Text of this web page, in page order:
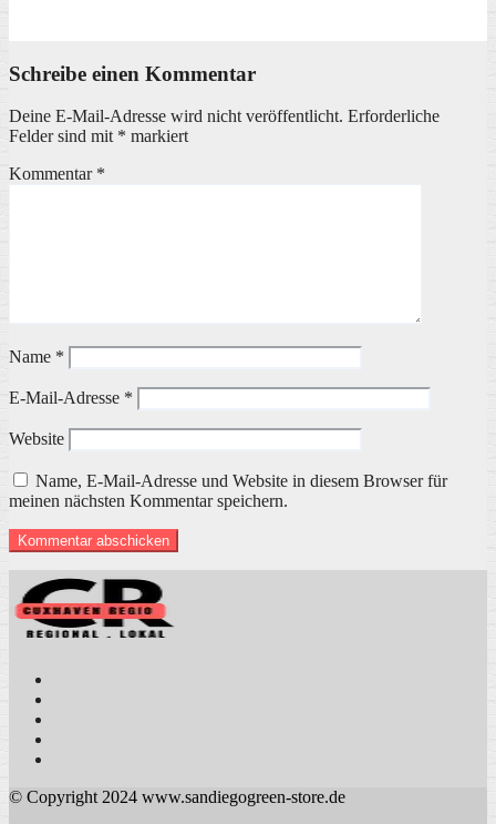
Schreibe einen Kommentar
Deine E-Mail-Adresse wird nicht veröffentlicht. Erforderliche
Felder sind mit * markiert
Kommentar *
Name *
E-Mail-Adresse *
Website
Name, E-Mail-Adresse und Website in diesem Browser für
meinen nächsten Kommentar speichern.
© Copyright 2024 www.sandiegogreen-store.de